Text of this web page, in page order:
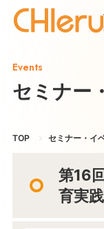
Events
セミナー
TOP セミナー・イ
第16
育実